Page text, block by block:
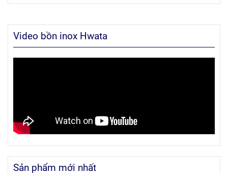
Video bồn inox Hwata
Sản phẩm mới nhất